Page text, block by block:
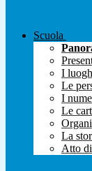
Scuola
I
Le
I
Le
La
Atto